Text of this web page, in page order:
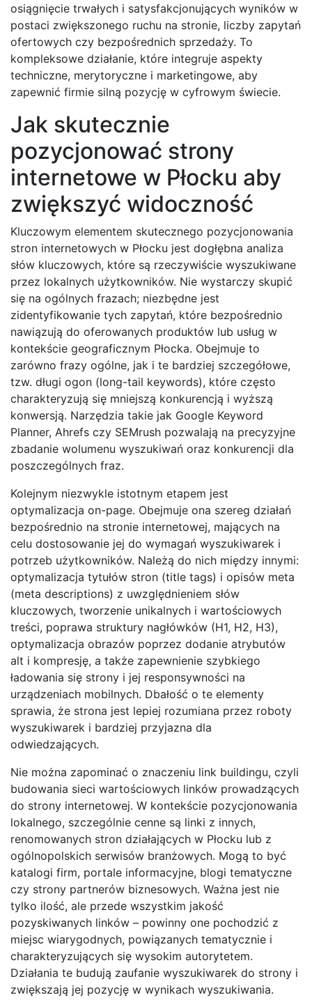
osiągnięcie trwałych i satysfakcjonujących wyników w
postaci zwiększonego ruchu na stronie, liczby zapytań
ofertowych czy bezpośrednich sprzedaży. To
kompleksowe działanie, które integruje aspekty
techniczne, merytoryczne i marketingowe, aby
zapewnić firmie silną pozycję w cyfrowym świecie.
Jak skutecznie
pozycjonować strony
internetowe w Płocku aby
zwiększyć widoczność
Kluczowym elementem skutecznego pozycjonowania
stron internetowych w Płocku jest dogłębna analiza
słów kluczowych, które są rzeczywiście wyszukiwane
przez lokalnych użytkowników. Nie wystarczy skupić
się na ogólnych frazach; niezbędne jest
zidentyfikowanie tych zapytań, które bezpośrednio
nawiązują do oferowanych produktów lub usług w
kontekście geograficznym Płocka. Obejmuje to
zarówno frazy ogólne, jak i te bardziej szczegółowe,
tzw. długi ogon (long-tail keywords), które często
charakteryzują się mniejszą konkurencją i wyższą
konwersją. Narzędzia takie jak Google Keyword
Planner, Ahrefs czy SEMrush pozwalają na precyzyjne
zbadanie wolumenu wyszukiwań oraz konkurencji dla
poszczególnych fraz.
Kolejnym niezwykle istotnym etapem jest
optymalizacja on-page. Obejmuje ona szereg działań
bezpośrednio na stronie internetowej, mających na
celu dostosowanie jej do wymagań wyszukiwarek i
potrzeb użytkowników. Należą do nich między innymi:
optymalizacja tytułów stron (title tags) i opisów meta
(meta descriptions) z uwzględnieniem słów
kluczowych, tworzenie unikalnych i wartościowych
treści, poprawa struktury nagłówków (H1, H2, H3),
optymalizacja obrazów poprzez dodanie atrybutów
alt i kompresję, a także zapewnienie szybkiego
ładowania się strony i jej responsywności na
urządzeniach mobilnych. Dbałość o te elementy
sprawia, że strona jest lepiej rozumiana przez roboty
wyszukiwarek i bardziej przyjazna dla
odwiedzających.
Nie można zapominać o znaczeniu link buildingu, czyli
budowania sieci wartościowych linków prowadzących
do strony internetowej. W kontekście pozycjonowania
lokalnego, szczególnie cenne są linki z innych,
renomowanych stron działających w Płocku lub z
ogólnopolskich serwisów branżowych. Mogą to być
katalogi firm, portale informacyjne, blogi tematyczne
czy strony partnerów biznesowych. Ważna jest nie
tylko ilość, ale przede wszystkim jakość
pozyskiwanych linków – powinny one pochodzić z
miejsc wiarygodnych, powiązanych tematycznie i
charakteryzujących się wysokim autorytetem.
Działania te budują zaufanie wyszukiwarek do strony i
zwiększają jej pozycję w wynikach wyszukiwania.